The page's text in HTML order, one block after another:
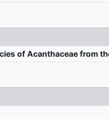
of Acanthaceae from